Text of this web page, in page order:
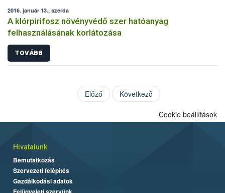
2016. január 13., szerda
A klórpirifosz növényvédő szer hatóanyag
felhasználásának korlátozása
TOVÁBB
Előző Következő
Cookie beállítások
Hivatalunk
Bemutatkozás
Szervezeti felépítés
Gazdálkodási adatok